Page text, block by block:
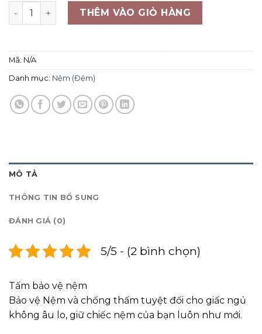
Tấm bảo vệ nệm chống thấm dày chống nước Nishikwa
THÊM VÀO GIỎ HÀNG
Mã: N/A
Danh mục: Nệm (Đệm)
MÔ TẢ
THÔNG TIN BỔ SUNG
ĐÁNH GIÁ (0)
5/5 - (2 bình chọn)
Tấm bảo vệ nệm
Bảo vệ Nệm và chống thấm tuyệt đối cho giấc ngủ
không âu lo, giữ chiếc nệm của bạn luôn như mới.